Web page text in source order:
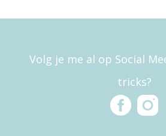
Volg je me al op Social
tricks?